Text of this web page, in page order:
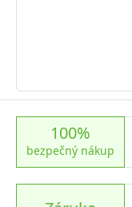
100%
bezpečný nákup